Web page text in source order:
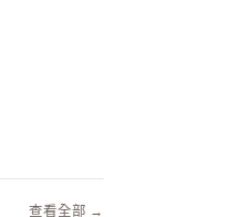
查看全部 →